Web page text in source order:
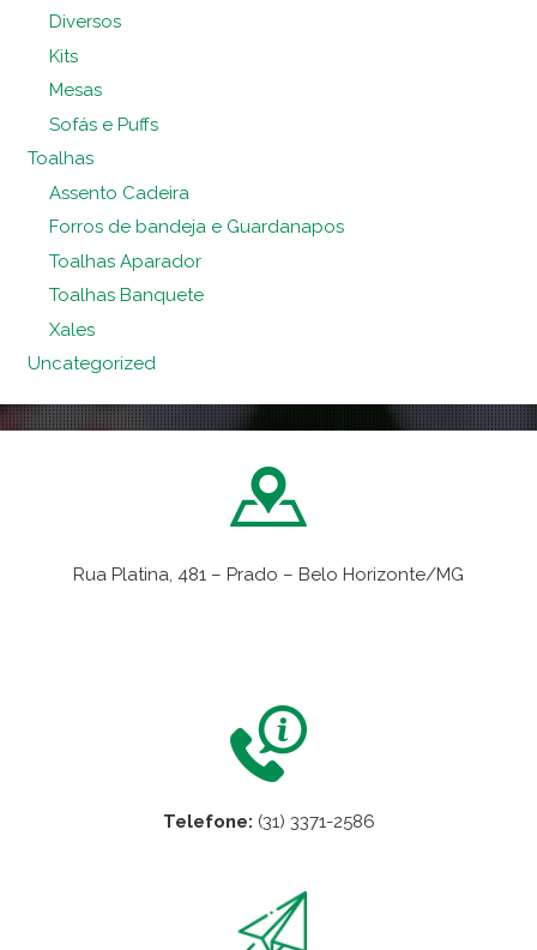
Diversos
Kits
Mesas
Sofás e Puffs
Toalhas
Assento Cadeira
Forros de bandeja e Guardanapos
Toalhas Aparador
Toalhas Banquete
Xales
Uncategorized
Rua Platina, 481 – Prado – Belo Horizonte/MG
Telefone: (31) 3371-2586